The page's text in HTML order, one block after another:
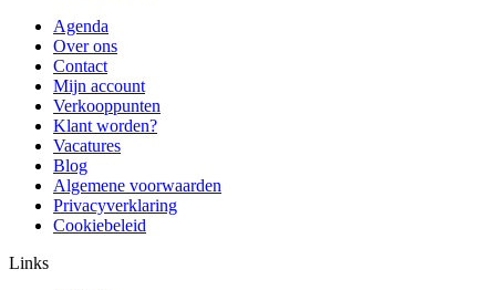
Agenda
Over ons
Contact
Mijn account
Verkooppunten
Klant worden?
Vacatures
Blog
Algemene voorwaarden
Privacyverklaring
Cookiebeleid
Links